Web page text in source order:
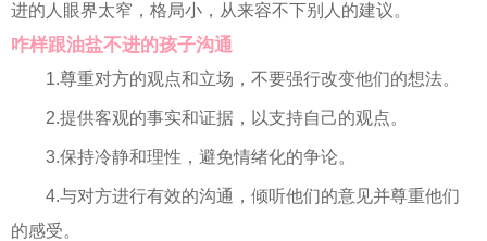
进的人眼界太窄，格局小，从来容不下别人的建议。
咋样跟油盐不进的孩子沟通
1.尊重对方的观点和立场，不要强行改变他们的想法。
2.提供客观的事实和证据，以支持自己的观点。
3.保持冷静和理性，避免情绪化的争论。
4.与对方进行有效的沟通，倾听他们的意见并尊重他们
的感受。